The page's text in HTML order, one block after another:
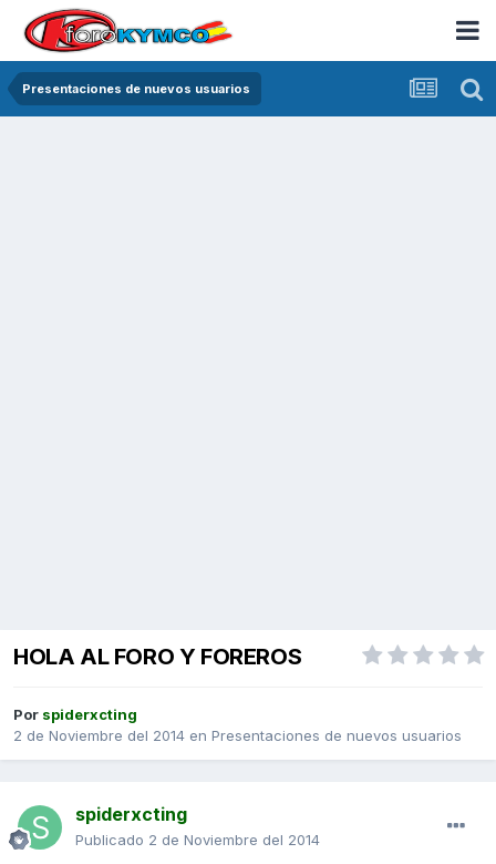
Presentaciones de nuevos usuarios
HOLA AL FORO Y FOREROS
Por spiderxcting
2 de Noviembre del 2014 en Presentaciones de nuevos usuarios
spiderxcting
Publicado 2 de Noviembre del 2014